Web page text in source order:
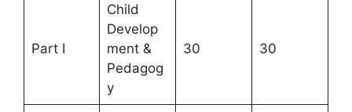
Part I
Child
Develop
ment &
Pedagog
y
30 30